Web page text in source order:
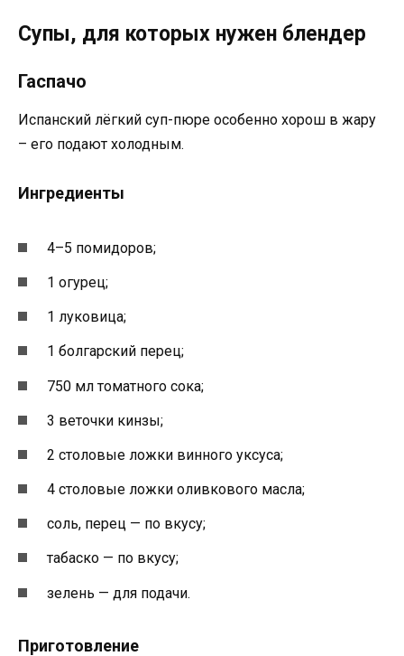
Супы, для которых нужен блендер
Гаспачо
Испанский лёгкий суп-пюре особенно хорош в жару
– его подают холодным.
Ингредиенты
4–5 помидоров;
1 огурец;
1 луковица;
1 болгарский перец;
750 мл томатного сока;
3 веточки кинзы;
2 столовые ложки винного уксуса;
4 столовые ложки оливкового масла;
соль, перец — по вкусу;
табаско — по вкусу;
зелень — для подачи.
Приготовление